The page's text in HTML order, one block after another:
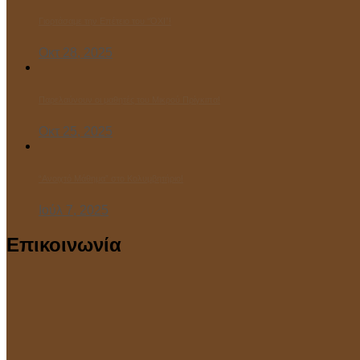
Οκτ 28, 2025
Οκτ 25, 2025
Ιούλ 7, 2025
Επικοινωνία